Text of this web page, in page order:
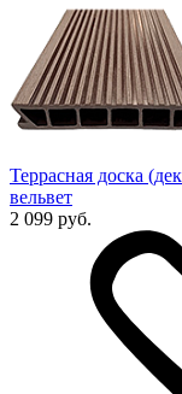
Террасная доска
вельвет
2 099 руб.